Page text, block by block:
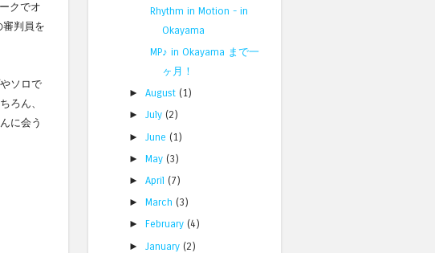
クでオ
審判員を
ソロで
ろん、
に会う
Rhythm in Motion - in
Okayama
MP♪ in Okayama まで一
ヶ月！
►August (1)
►July (2)
►June (1)
►May (3)
►April (7)
►March (3)
►February (4)
►January (2)